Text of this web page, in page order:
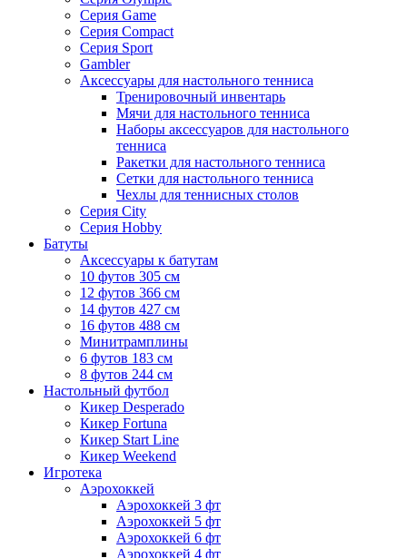
Серия Game
Серия Compact
Серия Sport
Gambler
Аксессуары для настольного тенниса
Тренировочный инвентарь
Мячи для настольного тенниса
Наборы аксессуаров для настольного
тенниса
Ракетки для настольного тенниса
Сетки для настольного тенниса
Чехлы для теннисных столов
Серия City
Серия Hobby
Батуты
Аксессуары к батутам
10 футов 305 см
12 футов 366 см
14 футов 427 см
16 футов 488 см
Минитрамплины
6 футов 183 см
8 футов 244 см
Настольный футбол
Кикер Desperado
Кикер Fortuna
Кикер Start Line
Кикер Weekend
Игротека
Аэрохоккей
Аэрохоккей 3 фт
Аэрохоккей 5 фт
Аэрохоккей 6 фт
Аэрохоккей 4 фт